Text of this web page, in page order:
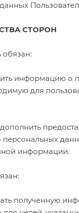
СТОРОН
обязан:
информацию о
для
информации.
полученную